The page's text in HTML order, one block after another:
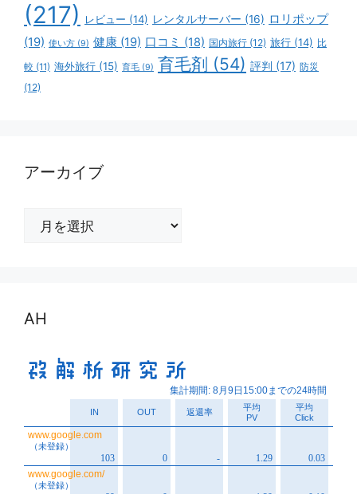
(217)
レビュー (14) レンタルサーバー (16) ロリポップ
(19) 使い方 (9) 健康 (19) 口コミ (18) 国内旅行 (12) 旅行 (14) 比
較 (11) 海外旅行 (15) 育毛 (9) 育毛剤 (54) 評判 (17) 防災
(12)
アーカイブ
AH